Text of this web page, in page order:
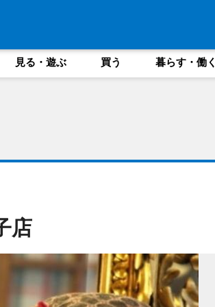
見る・遊ぶ 買う 暮らす・働く
店